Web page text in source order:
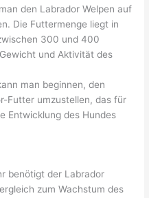
den Labrador Welpen auf
Die Futtermenge liegt in
300 und 400
und Aktivität des
man beginnen, den
Futter umzustellen, das für
Entwicklung des Hundes
benötigt der Labrador
zum Wachstum des